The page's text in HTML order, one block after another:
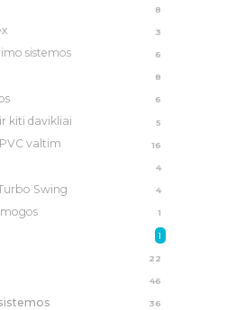
8
3
6
sistemos
8
6
5
kiti davikliai
16
valtim
4
4
Swing
1
1
22
46
36